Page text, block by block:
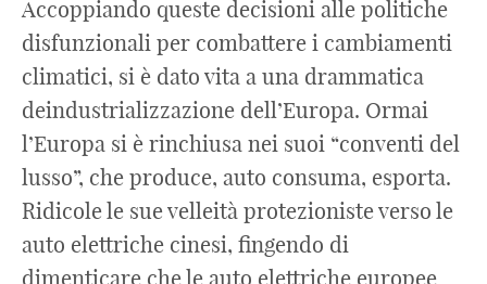
Accoppiando queste decisioni alle politiche
disfunzionali per combattere i cambiamenti
climatici, si è dato vita a una drammatica
deindustrializzazione dell’Europa. Ormai
l’Europa si è rinchiusa nei suoi “conventi del
lusso”, che produce, auto consuma, esporta.
Ridicole le sue velleità protezioniste verso le
auto elettriche cinesi, fingendo di
dimenticare che le auto elettriche europee